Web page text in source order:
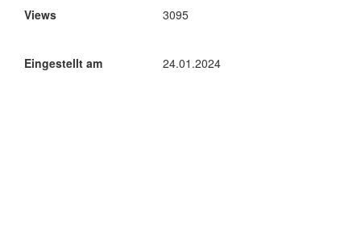
Views
3095
Eingestellt am 24.01.2024